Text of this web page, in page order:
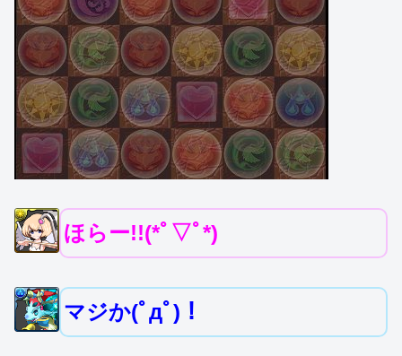
ほらー!!(*ﾟ▽ﾟ*)
マジか(ﾟдﾟ)！